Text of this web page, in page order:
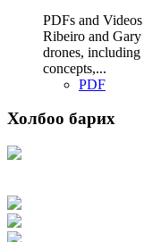
PDFs and
Ribeiro and
drones,
concepts,...
PDF
Холбоо барих